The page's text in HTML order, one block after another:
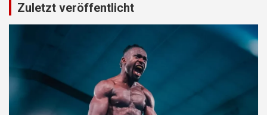
Zuletzt veröffentlicht